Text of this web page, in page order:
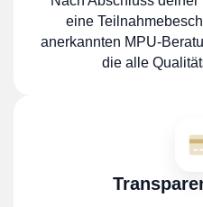
eine
anerkannten MPU-
die alle